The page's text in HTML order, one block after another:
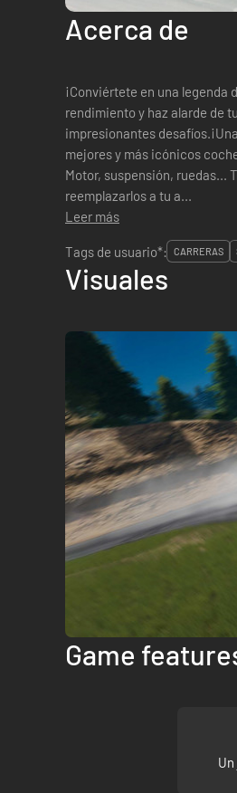
Acerca de
¡Conviértete en una
rendimiento y haz alarde de
impresionantes
mejores y más icónicos
Motor, suspensión, ruedas...
reemplazarlos a tu a...
Leer más
Tags de usuario*:
CARRERAS
Visuales
Game